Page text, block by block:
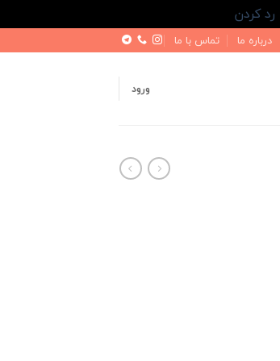
رد کردن
درباره ما تماس با ما
ورود